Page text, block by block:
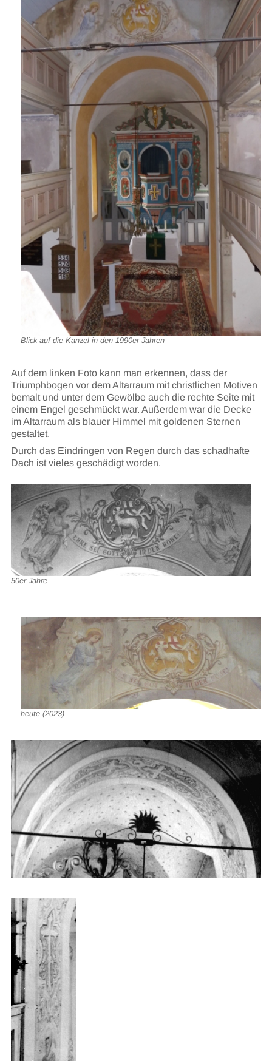
Blick auf die Kanzel in den 1990er Jahren
Auf dem linken Foto kann man erkennen, dass der
Triumphbogen vor dem Altarraum mit christlichen Motiven
bemalt und unter dem Gewölbe auch die rechte Seite mit
einem Engel geschmückt war. Außerdem war die Decke
im Altarraum als blauer Himmel mit goldenen Sternen
gestaltet.
Durch das Eindringen von Regen durch das schadhafte
Dach ist vieles geschädigt worden.
50er Jahre
heute (2023)